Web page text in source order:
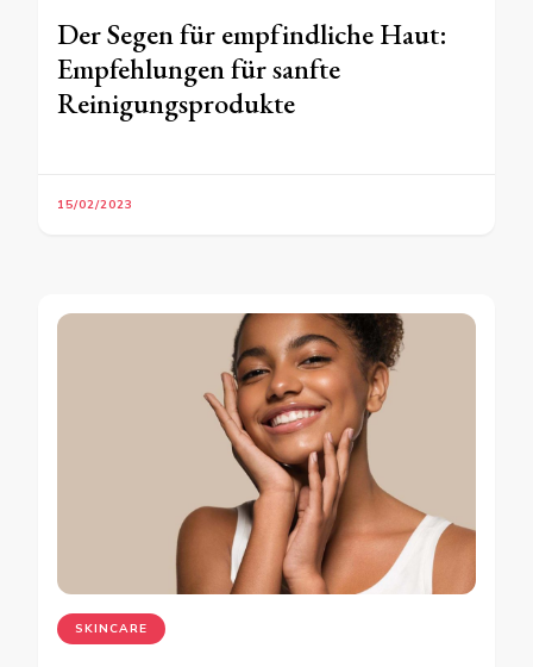
Der Segen für empfindliche Haut:
Empfehlungen für sanfte
Reinigungsprodukte
15/02/2023
SKINCARE